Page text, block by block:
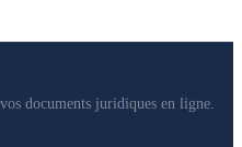
documents juridiques en ligne.